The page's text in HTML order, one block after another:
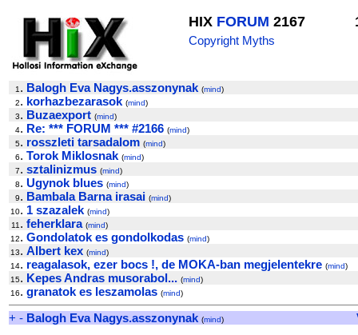
HIX FORUM 2167
Copyright Myths
1 . Balogh Eva Nagys.asszonynak (mind)
2. korhazbezarasok (mind)
3. Buzaexport (mind)
4. Re: *** FORUM *** #2166 (mind)
5. rosszleti tarsadalom (mind)
6. Torok Miklosnak (mind)
7. sztalinizmus (mind)
8. Ugynok blues (mind)
9. Bambala Barna irasai (mind)
10. 1 szazalek (mind)
11 . feherklara (mind)
12. Gondolatok es gondolkodas (mind)
13. Albert kex (mind)
14. reagalasok, ezer bocs !, de MOKA-ban megjelentekre (mind)
15. Kepes Andras musorabol... (mind)
16. granatok es leszamolas (mind)
+ - Balogh Eva Nagys.asszonynak (mind)